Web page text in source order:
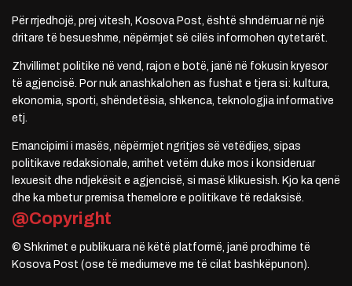
Për rrjedhojë, prej vitesh, Kosova Post, është shndërruar në një
dritare të besueshme, nëpërmjet së cilës informohen qytetarët.
Zhvillimet politike në vend, rajon e botë, janë në fokusin kryesor
të agjencisë. Por nuk anashkalohen as fushat e tjera si: kultura,
ekonomia, sporti, shëndetësia, shkenca, teknologjia informative
etj.
Emancipimi i masës, nëpërmjet ngritjes së vetëdijes, sipas
politikave redaksionale, arrihet vetëm duke mos i konsideruar
lexuesit dhe ndjekësit e agjencisë, si masë klikuesish. Kjo ka qenë
dhe ka mbetur premisa themelore e politikave të redaksisë.
@Copyright
© Shkrimet e publikuara në këtë platformë, janë prodhime të
Kosova Post (ose të mediumeve me të cilat bashkëpunon).